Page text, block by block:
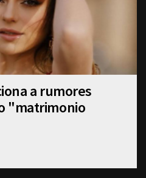
a rumores
"matrimonio